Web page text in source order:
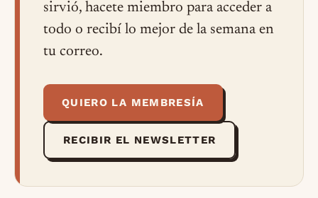
sirvió, hacete miembro para acceder a
todo o recibí lo mejor de la semana en
tu correo.
QUIERO LA MEMBRESÍA
RECIBIR EL NEWSLETTER